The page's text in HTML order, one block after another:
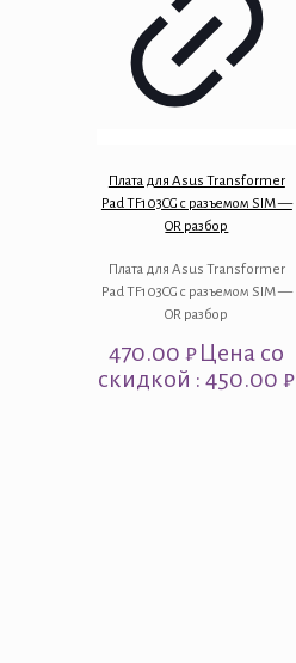
Плата для Asus Transformer
Pad TF103CG с разъемом SIM —
OR разбор
Плата для Asus Transformer
Pad TF103CG с разъемом SIM —
OR разбор
470.00₽Цена со
скидкой : 450.00 ₽